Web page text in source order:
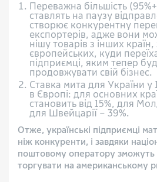
Переважна більшість
ставлять на паузу
створює конкурентну
експортерів, адже вони
нішу товарів з інших
європейських, куди
підприємці, яким тепер
продовжувати свій бізнес.
Ставка мита для України
в Європі: для основних
становить від 15%, для
для Швейцарії – 39%.
Отже, українські підприємці
ніж конкуренти, і завдяки
поштовому оператору зможуть
торгувати на американському